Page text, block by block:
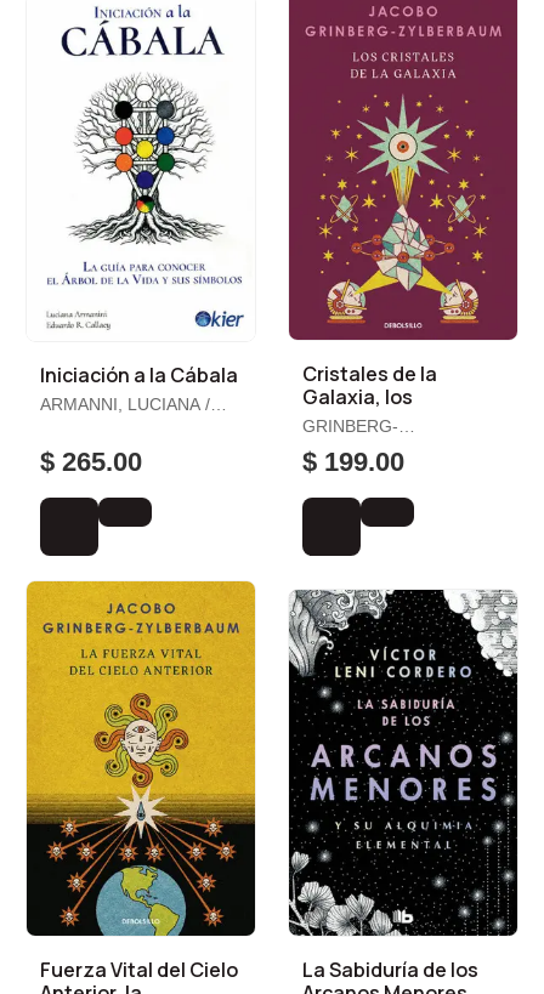
Iniciación a la Cábala
ARMANNI, LUCIANA /
$ 265.00
Cristales de la
Galaxia, los
GRINBERG-
ZYLBERBAUM, JACOBO
$ 199.00
Fuerza Vital del Cielo
La Sabiduría de los